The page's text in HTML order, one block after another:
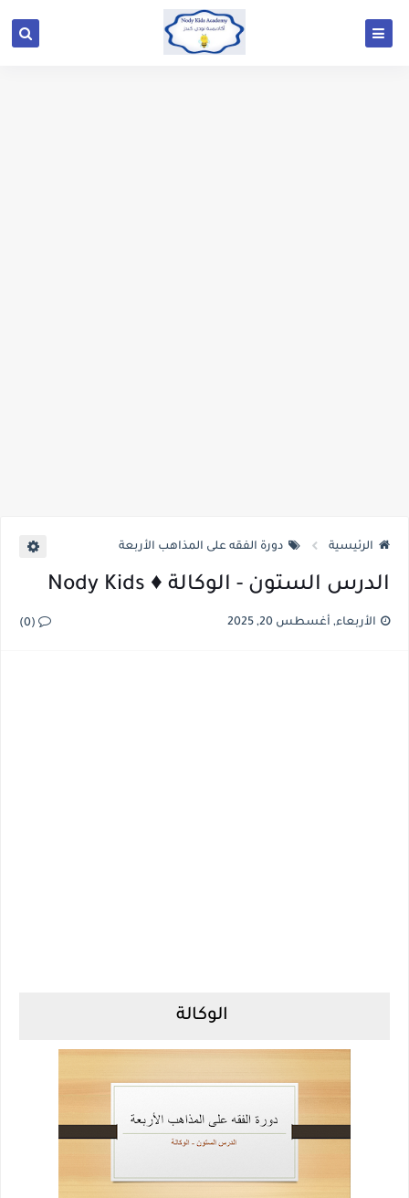
الرئيسية دورة الفقه على المذاهب الأربعة
الدرس الستون - الوكالة ♦️ Nody Kids
الأربعاء, أغسطس 20, 2025 (0)
الوكالة